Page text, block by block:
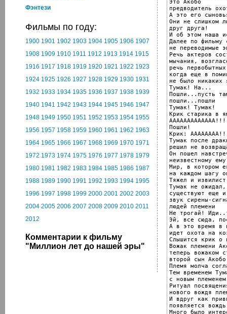
Фэнтези
Фильмы по году:
1900 1901 1902 1903 1904 1905 1906 1907
1908 1909 1910 1911 1912 1913 1914 1915
1916 1917 1918 1919 1920 1921 1922 1923
1924 1925 1926 1927 1928 1929 1930 1931
1932 1933 1934 1935 1936 1937 1938 1939
1940 1941 1942 1943 1944 1945 1946 1947
1948 1949 1950 1951 1952 1953 1954 1955
1956 1957 1958 1959 1960 1961 1962 1963
1964 1965 1966 1967 1968 1969 1970 1971
1972 1973 1974 1975 1976 1977 1978 1979
1980 1981 1982 1983 1984 1985 1986 1987
1988 1989 1990 1991 1992 1993 1994 1995
1996 1997 1998 1999 2000 2001 2002 2003
2004 2005 2006 2007 2008 2009 2010 2011
2012
Комментарии к фильму
"Миллион лет до нашей эры"
Это Акобо
предводитель
А это его
Они не слишком
друг друга!
И об этом наша
Далее по фильму
не переводимые
Речь актеров
мычания,
речь
когда еще в
не было
Тумак! На...
Пошли...пусть
пошли...пошли
Тумак! Тумак!
Крик старика в
Пошли!
Крик:
Тумак после
решил не
Он пошел
неизвестному
Мир, в котором
на каждом шагу
Тяжел и
Тумак не
существуют еще
звук сирены-
людей племени
Не трогай!
Эй, все сюда,
А в это время в
идет охота на
Слышится крик
Вожак племени
теперь вожаком
второй сын Акобо
Племя молча
Тем временем
с новым
Ритуал
нового вождя
И вдруг как
появляется
Много было